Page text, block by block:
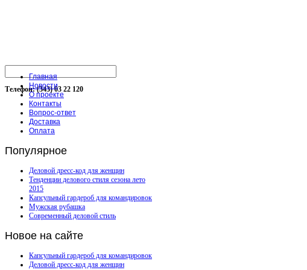
Телефон: (343) 03 22 120
Главная
Новости
О проекте
Контакты
Вопрос-ответ
Доставка
Оплата
Популярное
Деловой дресс-код для женщин
Тенденции делового стиля сезона лето
2015
Капсульный гардероб для командировок
Мужская рубашка
Современный деловой стиль
Новое на сайте
Капсульный гардероб для командировок
Деловой дресс-код для женщин